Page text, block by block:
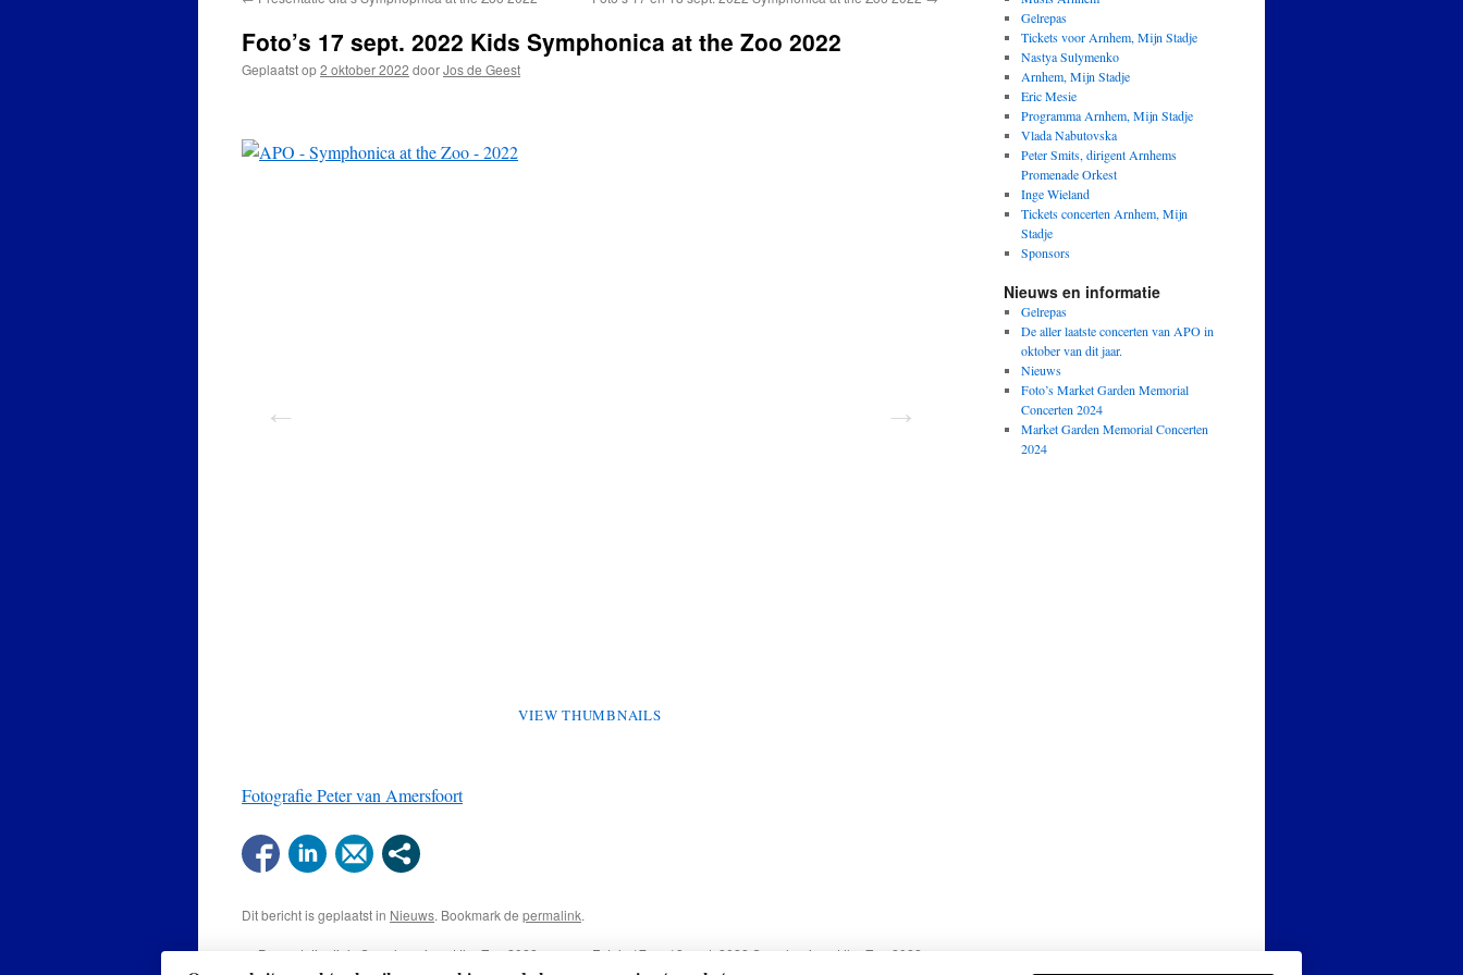
Foto’s 17 sept. 2022 Kids Symphonica at the Zoo 2022
Geplaatst op2 oktober 2022 doorJos de Geest
VIEW THUMBNAILS
Fotografie Peter van Amersfoort
Dit bericht is geplaatst in Nieuws. Bookmark de permalink.
Presentatie dia’s Symphopnica at the Zoo 2022 Foto’s 17 en 18 sept. 2022 Symphonica at the Zoo 2022
Gelrepas
Tickets voor Arnhem, Mijn Stadje
Nastya Sulymenko
Arnhem, Mijn Stadje
Eric Mesie
Programma Arnhem, Mijn Stadje
Vlada Nabutovska
Peter Smits, dirigent Arnhems
Promenade Orkest
Inge Wieland
Tickets concerten Arnhem, Mijn
Stadje
Sponsors
Nieuws en informatie
Gelrepas
De aller laatste concerten van APO in
oktober van dit jaar.
Nieuws
Foto’s Market Garden Memorial
Concerten 2024
Market Garden Memorial Concerten
2024